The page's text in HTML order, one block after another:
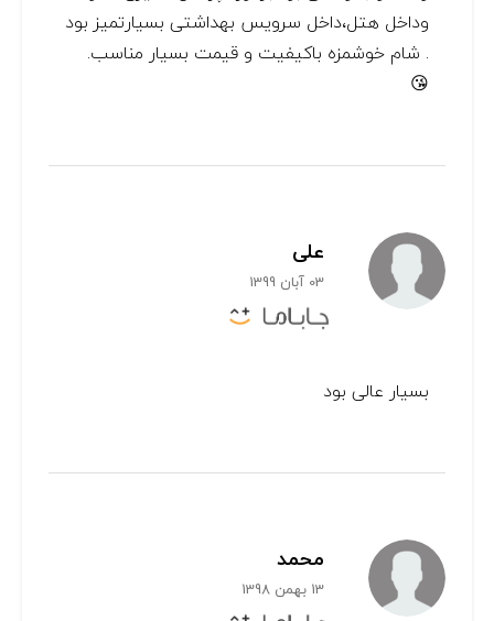
وداخل هتل،داخل سرویس بهداشتی بسیارتمیز بود
. شام خوشمزه باکیفیت و قیمت بسیار مناسب.
😘
علی
03 آبان 1399
بسیار عالی بود
محمد
13 بهمن 1398